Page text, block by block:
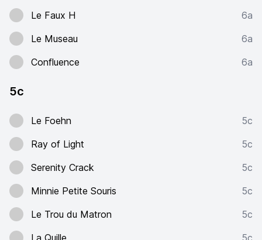
Le Faux H
6a
Le Museau
6a
Confluence
6a
5c
Le Foehn
5c
Ray of Light
5c
Serenity Crack
5c
Minnie Petite Souris
5c
Le Trou du Matron
5c
La Quille
5c